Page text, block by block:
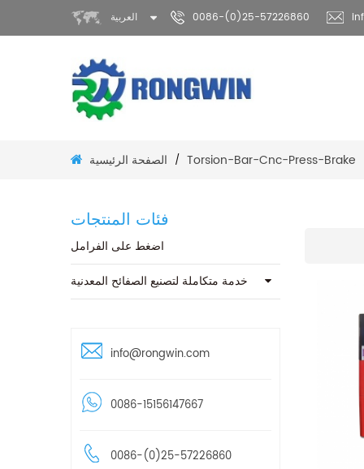
العربية 0086-(0)25-57226860
الصفحة الرئيسية / Torsion-Bar-Cnc-Press-Brake
فئات المنتجات
اضغط على الفرامل
خدمة متكاملة لتصنيع الصفائح المعدنية
info@rongwin.com
0086-15156147667
0086-(0)25-57226860